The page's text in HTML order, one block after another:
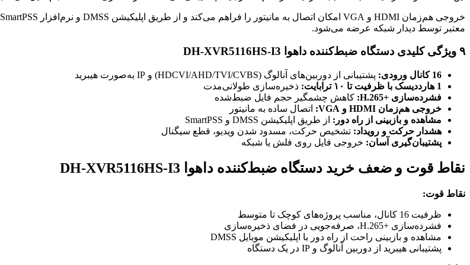
معتبر توسط دیدار شبکه عرضه می‌شود.
۹ ویژگی کلیدی دستگاه ضبط‌کننده داهوا DH-XVR5116HS-I3
16 کانال ورودی:
پشتیبانی از دوربین‌های آنالوگ (HDCVI/AHD/TVI/CVBS) و IP به‌صورت هیبرید
1 هارددیسک با ظرفیت تا ۱۰ ترابایت:
ذخیره‌سازی طولانی‌مدت
فشرده‌سازی H.265+‎:
کاهش چشمگیر حجم فایل ضبط‌شده
خروجی هم‌زمان HDMI و VGA:
اتصال ساده به مانیتور
مشاهده و بازبینی از راه دور: از طریق اپلیکیشن DMSS و SmartPSS
هشدار حرکت و رویداد: تشخیص حرکت، مسدود شدن ویدیو، قطع سیگنال
پشتیبان‌گیری آسان: خروجی فایل روی فلش یا شبکه
نقاط قوت و ضعف خرید دستگاه ضبط‌کننده داهوا DH-XVR5116HS-I3
نقاط قوت:
ظرفیت 16 کانال، مناسب پروژه‌های کوچک تا متوسط
فشرده‌سازی H.265+‎، صرفه‌جویی در فضای ذخیره‌سازی
مشاهده و بازبینی راحت از راه دور با اپلیکیشن موبایل DMSS
پشتیبانی هیبرید از دوربین آنالوگ و IP در یک دستگاه